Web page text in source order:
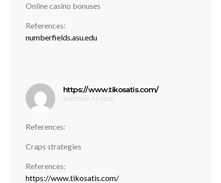
Online casino bonuses
References:
numberfields.asu.edu
https://www.tikosatis.com/disse:
24/01/2026 ÀS 03:26
References:
Craps strategies
References:
https://www.tikosatis.com/